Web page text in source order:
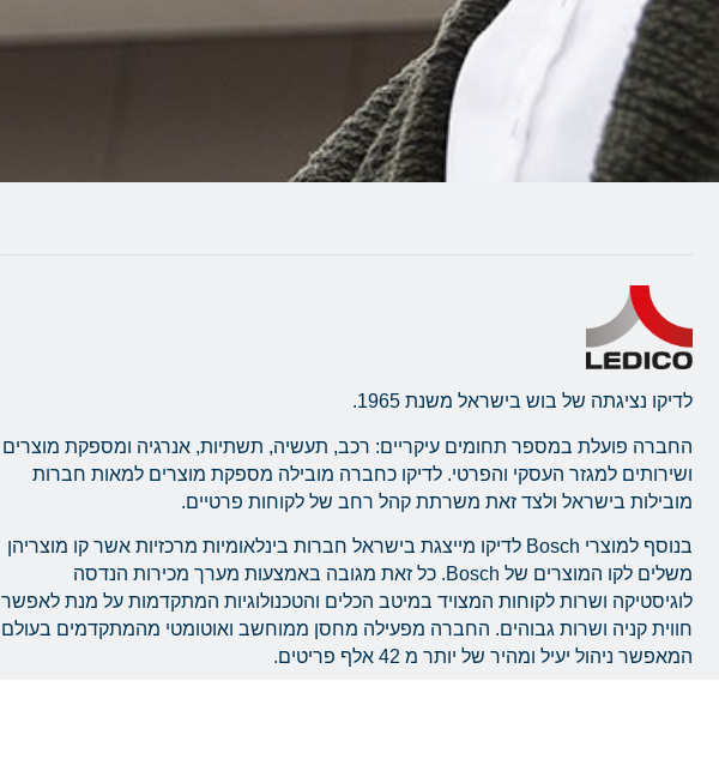
לדיקו נציגתה של בוש בישראל משנת 1965.
החברה פועלת במספר תחומים עיקריים: רכב, תעשיה, תשתיות, אנרגיה ומספקת מוצרים
ושירותים למגזר העסקי והפרטי. לדיקו כחברה מובילה מספקת מוצרים למאות חברות
מובילות בישראל ולצד זאת משרתת קהל רחב של לקוחות פרטיים.
בנוסף למוצרי Bosch לדיקו מייצגת בישראל חברות בינלאומיות מרכזיות אשר קו מוצריהן
משלים לקו המוצרים של Bosch. כל זאת מגובה באמצעות מערך מכירות הנדסה
לוגיסטיקה ושרות לקוחות המצויד במיטב הכלים והטכנולוגיות המתקדמות על מנת לאפשר
חווית קניה ושרות גבוהים. החברה מפעילה מחסן ממוחשב ואוטומטי מהמתקדמים בעולם
המאפשר ניהול יעיל ומהיר של יותר מ 42 אלף פריטים.